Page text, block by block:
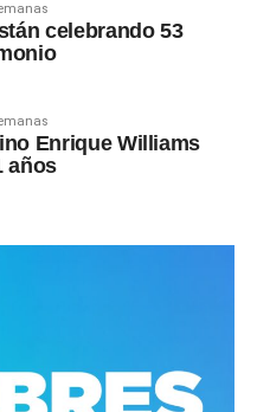
celebrando 53
Enrique Williams
años